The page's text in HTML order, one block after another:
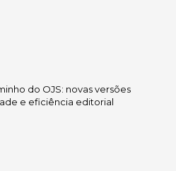
do OJS: novas versões
e eficiência editorial